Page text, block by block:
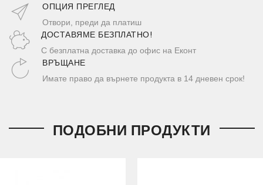
ОПЦИЯ ПРЕГЛЕД
Отвори, преди да платиш
ДОСТАВЯМЕ БЕЗПЛАТНО!
С безплатна доставка до офис на Еконт
ВРЪЩАНЕ
Имате право да върнете продукта в 14 дневен срок!
ПОДОБНИ ПРОДУКТИ